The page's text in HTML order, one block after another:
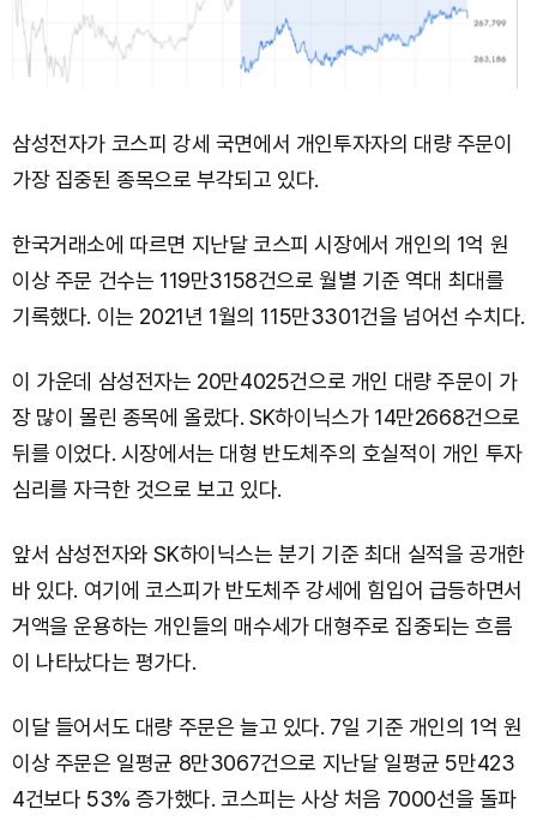
삼성전자가 코스피 강세 국면에서 개인투자자의 대량 주문이
가장 집중된 종목으로 부각되고 있다.
한국거래소에 따르면 지난달 코스피 시장에서 개인의 1억 원
이상 주문 건수는 119만3158건으로 월별 기준 역대 최대를
기록했다. 이는 2021년 1월의 115만3301건을 넘어선 수치다.
이 가운데 삼성전자는 20만4025건으로 개인 대량 주문이 가
장 많이 몰린 종목에 올랐다. SK하이닉스가 14만2668건으로
뒤를 이었다. 시장에서는 대형 반도체주의 호실적이 개인 투자
심리를 자극한 것으로 보고 있다.
앞서 삼성전자와 SK하이닉스는 분기 기준 최대 실적을 공개한
바 있다. 여기에 코스피가 반도체주 강세에 힘입어 급등하면서
거액을 운용하는 개인들의 매수세가 대형주로 집중되는 흐름
이 나타났다는 평가다.
이달 들어서도 대량 주문은 늘고 있다. 7일 기준 개인의 1억 원
이상 주문은 일평균 8만3067건으로 지난달 일평균 5만423
4건보다 53% 증가했다. 코스피는 사상 처음 7000선을 돌파